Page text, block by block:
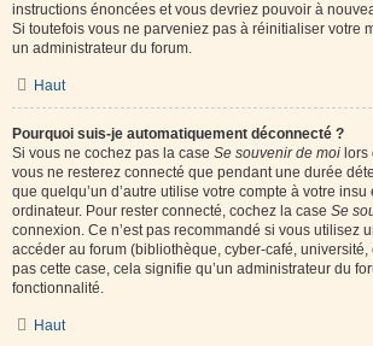
instructions énoncées et vous devriez pouvoir à
Si toutefois vous ne parveniez pas à réinitialiser votre
un administrateur du forum.
Haut
Pourquoi suis-je automatiquement déconnecté ?
Si vous ne cochez pas la case Se souvenir de moi
vous ne resterez connecté que pendant une durée
que quelqu’un d’autre utilise votre compte à votre
ordinateur. Pour rester connecté, cochez la case Se
connexion. Ce n’est pas recommandé si vous utilisez
accéder au forum (bibliothèque, cyber-café, université,
pas cette case, cela signifie qu’un administrateur du
fonctionnalité.
Haut